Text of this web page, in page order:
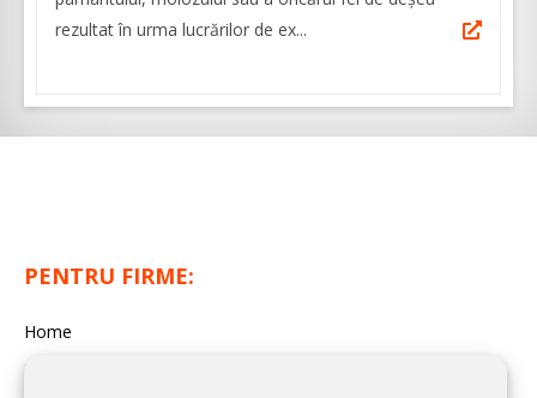
rezultat în urma lucrărilor de ex...
PENTRU FIRME:
Home
Despre CLUJ CONSTRUCT